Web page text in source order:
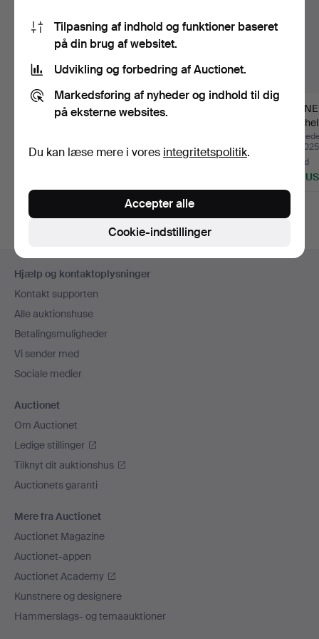
RICO UND
ROSEMARIE
SWISSLAM…
apr 2026
ISAMU NOGUCHI.
mar 2026
okt 2025
13 bud
336
Sidefodsnavigation
Hjælp og kontaktoplysninger
Kontakt supporten
Alle auktionshuse
Betalingsmuligheder
Vi sender med
Sociale medier
Auctionet
Om Auctionet
Ledige stillinger
Tilknyt dit auktionshus
Auctionets garanti
Mere fra Auctionet
Auctionet Magazine
Auctionet-appen
Auctionet Academy
Kunstnere og designere
Hammerslags- og temaauktioner
Tilpasning af indhold og funktioner baseret
på din brug af websitet.
Udvikling og forbedring af Auctionet.
Markedsføring af nyheder og indhold til dig
på eksterne websites.
Du kan læse mere i vores integritetspolitik.
Cookie-indstillinger
Accepter alle